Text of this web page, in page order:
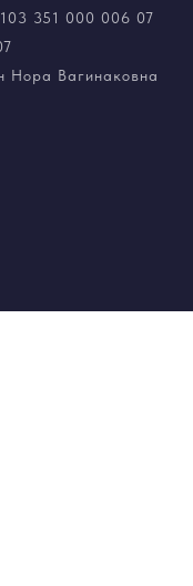
351 000 006 07
Нора Вагинаковна